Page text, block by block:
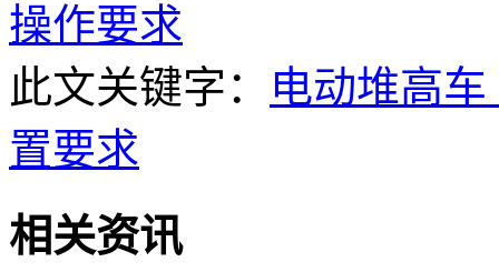
操作要求
此文关键字：
电动堆高
置要求
相关资讯